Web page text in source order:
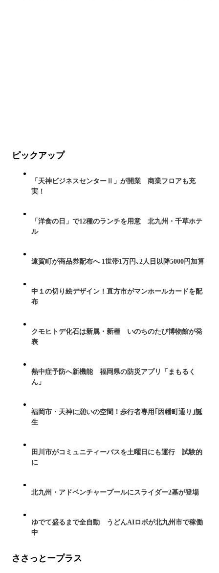
ピックアップ
「天神ビジネスセンターⅡ」が開業 商業フロアも充
実！
「洋食の日」で12種のランチを用意 北九州・千草ホテ
ル
遠賀町が商品券配布へ 1世帯1万円､2人目以降5000円加算
中１の切り絵デザイン！直方市がマンホールカードを配
布
クモヒトデ化石は新属・新種 いのちのたび博物館が発
表
熱中症予防へ新機能 福岡県の防災アプリ「まもるく
ん」
福岡市・天神に憩いの空間！歩行者専用｢因幡町通り｣誕
生
田川市がコミュニティーバスを土曜日にも運行 試験的
に
北九州・アドベンチャープールにスライダー2基が登場
ゆでて盛るまで全自動 うどんAIロボが北九州市で稼働
中
ささっとープラス